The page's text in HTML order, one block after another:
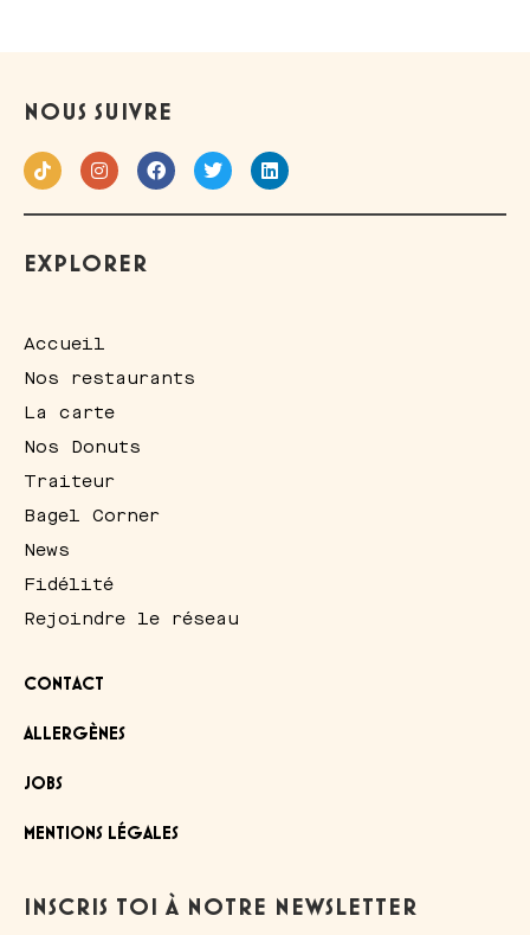
NOUS SUIVRE
EXPLORER
Accueil
Nos restaurants
La carte
Nos Donuts
Traiteur
Bagel Corner
News
Fidélité
Rejoindre le réseau
CONTACT
ALLERGÈNES
JOBS
MENTIONS LÉGALES
INSCRIS TOI À NOTRE NEWSLETTER